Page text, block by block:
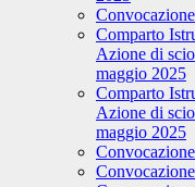
Comparto
Azione di
maggio 2025
Comparto
Azione di
maggio 2025